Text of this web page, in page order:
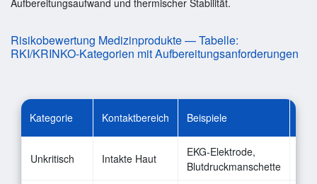
Risikobewertung Medizinprodukte — Tabelle:
RKI/KRINKO-Kategorien mit Aufbereitungsanforderungen
Kategorie Kontaktbereich Beispiele
Unkritisch Intakte Haut
EKG-Elektrode,
Blutdruckmanschette